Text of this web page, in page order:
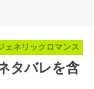
ェネリックロマンス
タバレを含